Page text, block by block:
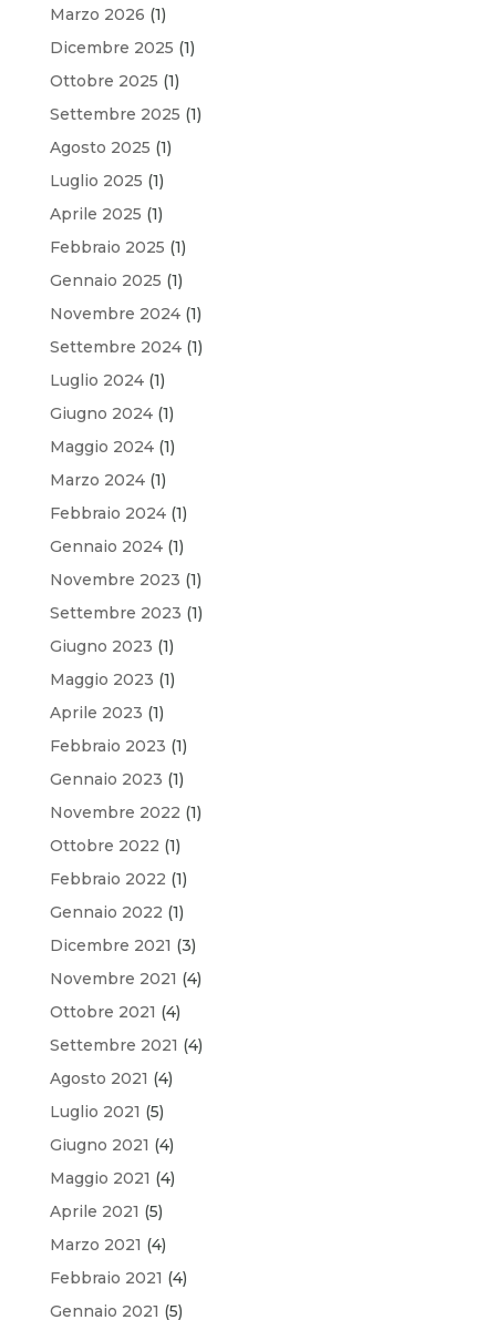
Marzo 2026 (1)
Dicembre 2025 (1)
Ottobre 2025 (1)
Settembre 2025 (1)
Agosto 2025 (1)
Luglio 2025 (1)
Aprile 2025 (1)
Febbraio 2025 (1)
Gennaio 2025 (1)
Novembre 2024(1)
Settembre 2024(1)
Luglio 2024(1)
Giugno 2024(1)
Maggio 2024(1)
Marzo 2024(1)
Febbraio 2024(1)
Gennaio 2024(1)
Novembre 2023 (1)
Settembre 2023 (1)
Giugno 2023 (1)
Maggio 2023 (1)
Aprile 2023 (1)
Febbraio 2023 (1)
Gennaio 2023 (1)
Novembre 2022 (1)
Ottobre 2022 (1)
Febbraio 2022 (1)
Gennaio 2022 (1)
Dicembre 2021 (3)
Novembre 2021 (4)
Ottobre 2021 (4)
Settembre 2021 (4)
Agosto 2021 (4)
Luglio 2021 (5)
Giugno 2021 (4)
Maggio 2021 (4)
Aprile 2021 (5)
Marzo 2021 (4)
Febbraio 2021 (4)
Gennaio 2021 (5)